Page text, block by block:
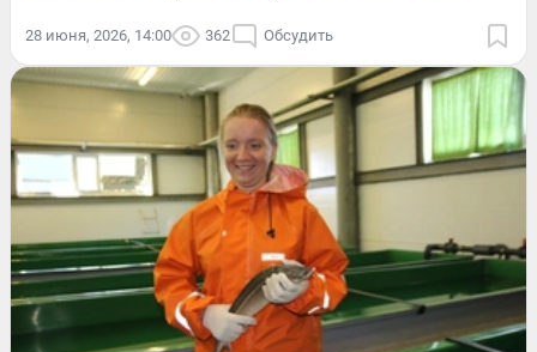
28 июня, 2026, 14:00 362 Обсудить